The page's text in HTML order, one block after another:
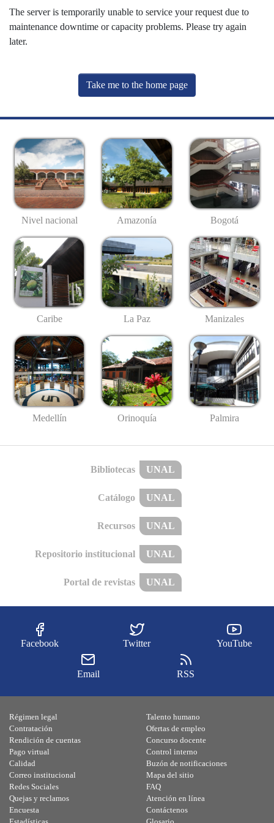
The server is temporarily unable to service your request due to
maintenance downtime or capacity problems. Please try again
later.
Take me to the home page
Nivel nacional Amazonía Bogotá
Caribe La Paz Manizales
Medellín Orinoquía Palmira
Bibliotecas UNAL
Catálogo UNAL
Recursos UNAL
Repositorio institucional UNAL
Portal de revistas UNAL
Facebook Twitter YouTube
Email RSS
Régimen legal
Contratación
Rendición de cuentas
Pago virtual
Calidad
Talento humano
Ofertas de empleo
Concurso docente
Control interno
Buzón de notificaciones
Correo institucional
Redes Sociales
Quejas y reclamos
Encuesta
Mapa del sitio
FAQ
Atención en línea
Contáctenos